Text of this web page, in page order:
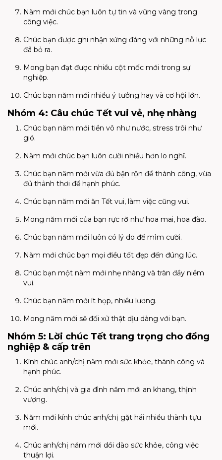
Năm mới chúc bạn luôn tự tin và vững vàng trong
công việc.
Chúc bạn được ghi nhận xứng đáng với những nỗ lực
đã bỏ ra.
Mong bạn đạt được nhiều cột mốc mới trong sự
nghiệp.
Chúc bạn năm mới nhiều ý tưởng hay và cơ hội lớn.
Nhóm 4: Câu chúc Tết vui vẻ, nhẹ nhàng
Chúc bạn năm mới tiền vô như nước, stress trôi như
gió.
Năm mới chúc bạn luôn cười nhiều hơn lo nghĩ.
Chúc bạn năm mới vừa đủ bận rộn để thành công, vừa
đủ thảnh thơi để hạnh phúc.
Chúc bạn năm mới ăn Tết vui, làm việc cũng vui.
Mong năm mới của bạn rực rỡ như hoa mai, hoa đào.
Chúc bạn năm mới luôn có lý do để mỉm cười.
Năm mới chúc bạn mọi điều tốt đẹp đến đúng lúc.
Chúc bạn một năm mới nhẹ nhàng và tràn đầy niềm
vui.
Chúc bạn năm mới ít họp, nhiều lương.
Mong năm mới sẽ đối xử thật dịu dàng với bạn.
Nhóm 5: Lời chúc Tết trang trọng cho đồng
nghiệp & cấp trên
Kính chúc anh/chị năm mới sức khỏe, thành công và
hạnh phúc.
Chúc anh/chị và gia đình năm mới an khang, thịnh
vượng.
Năm mới kính chúc anh/chị gặt hái nhiều thành tựu
mới.
Chúc anh/chị năm mới dồi dào sức khỏe, công việc
thuận lợi.